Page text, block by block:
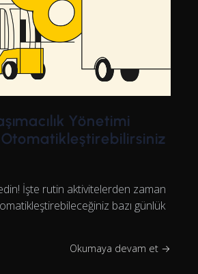
Yönetimi
İşte rutin aktivitelerden zaman
bazı günlük
Okumaya devam et →